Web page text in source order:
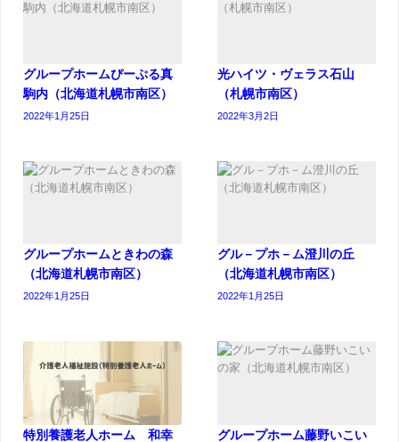
グループホームぴーぷる真
駒内（北海道札幌市南区）
2022年1月25日
光ハイツ・ヴェラス石山
（札幌市南区）
2022年3月2日
グループホームときわの森
（北海道札幌市南区）
2022年1月25日
グル－プホ－ム澄川の丘
（北海道札幌市南区）
2022年1月25日
特別養護老人ホーム 和幸
グループホーム藤野いこい